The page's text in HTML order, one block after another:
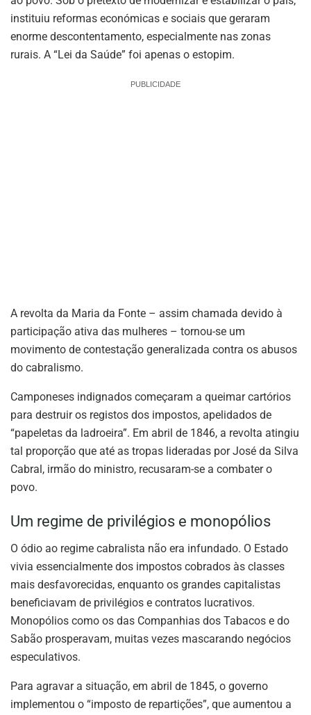
instituiu reformas económicas e sociais que geraram
enorme descontentamento, especialmente nas zonas
rurais. A “Lei da Saúde” foi apenas o estopim.
PUBLICIDADE
A revolta da Maria da Fonte – assim chamada devido à
participação ativa das mulheres – tornou-se um
movimento de contestação generalizada contra os abusos
do cabralismo.
Camponeses indignados começaram a queimar cartórios
para destruir os registos dos impostos, apelidados de
“papeletas da ladroeira”. Em abril de 1846, a revolta atingiu
tal proporção que até as tropas lideradas por José da Silva
Cabral, irmão do ministro, recusaram-se a combater o
povo.
Um regime de privilégios e monopólios
O ódio ao regime cabralista não era infundado. O Estado
vivia essencialmente dos impostos cobrados às classes
mais desfavorecidas, enquanto os grandes capitalistas
beneficiavam de privilégios e contratos lucrativos.
Monopólios como os das Companhias dos Tabacos e do
Sabão prosperavam, muitas vezes mascarando negócios
especulativos.
Para agravar a situação, em abril de 1845, o governo
implementou o “imposto de repartições”, que aumentou a